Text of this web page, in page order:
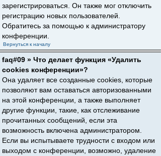
зарегистрироваться. Он также мог отключить
регистрацию новых пользователей.
Обратитесь за помощью к администратору
конференции.
Вернуться к началу
faq#09 » Что делает функция «Удалить
cookies конференции»?
Она удаляет все созданные cookies, которые
позволяют вам оставаться авторизованными
на этой конференции, а также выполняет
другие функции, такие, как отслеживание
прочитанных сообщений, если эта
возможность включена администратором.
Если вы испытываете трудности с входом или
выходом с конференции, возможно, удаление